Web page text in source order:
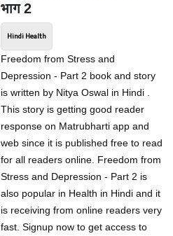
भाग 2
Hindi Health
Freedom from Stress and
Depression - Part 2 book and story
is written by Nitya Oswal in Hindi .
This story is getting good reader
response on Matrubharti app and
web since it is published free to read
for all readers online. Freedom from
Stress and Depression - Part 2 is
also popular in Health in Hindi and it
is receiving from online readers very
fast. Signup now to get access to